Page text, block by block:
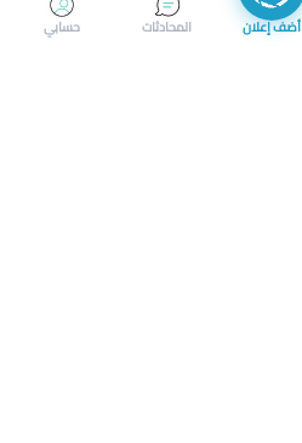
إجراء مكالمة
حسابي المحادثات أضف إعلان